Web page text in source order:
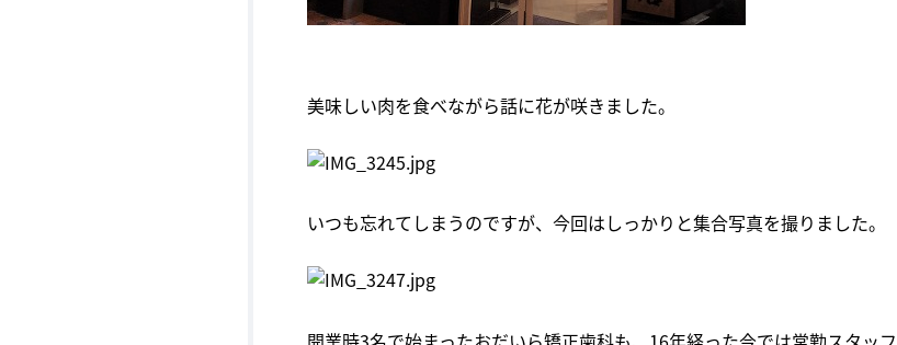
美味しい肉を食べながら話に花が咲きました。
いつも忘れてしまうのですが、今回はしっかりと集合写真を撮りました。